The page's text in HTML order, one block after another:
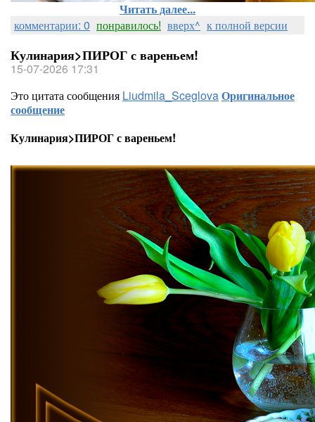
Читать далее...
комментарии: 0 понравилось! вверх^ к полной версии
Кулинария>ПИРОГ с вареньем!
15-07-2026 17:31
Это цитата сообщения Liudmila_SceglovaОригинальное
сообщение
Кулинария>ПИРОГ с вареньем!